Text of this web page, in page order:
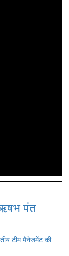
ऋषभ पंत